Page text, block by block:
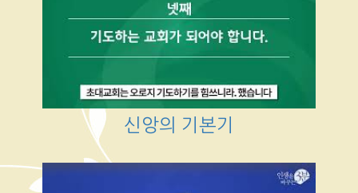
신앙의 기본기